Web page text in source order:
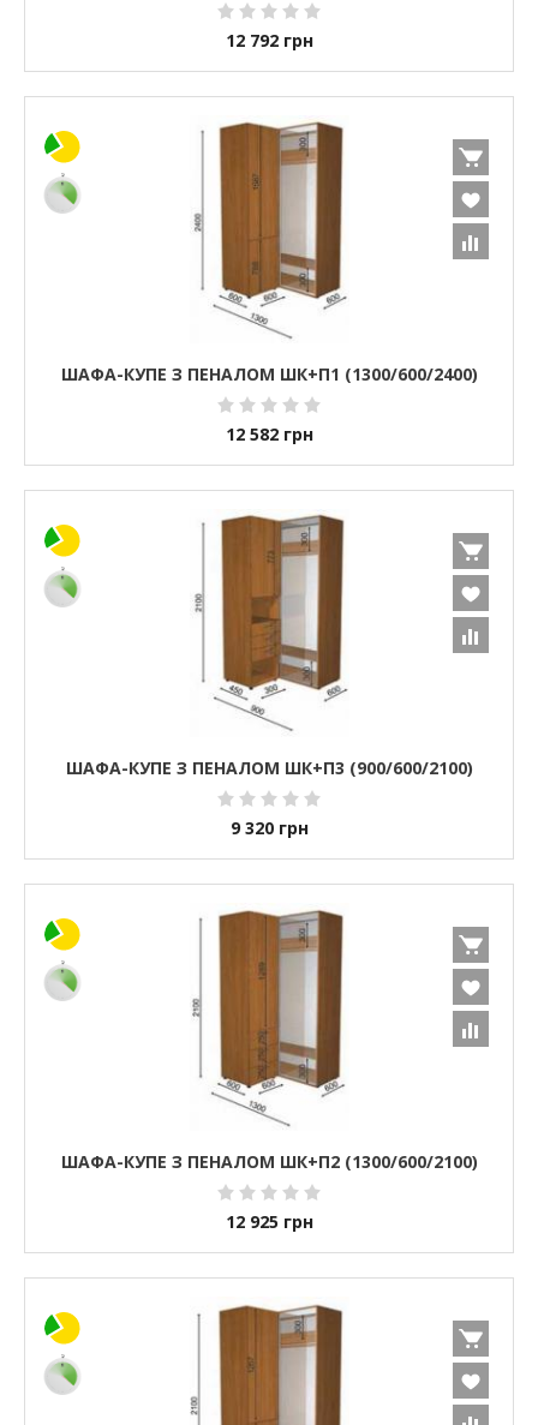
12 792 грн
ШАФА-КУПЕ З ПЕНАЛОМ ШК+П1 (1300/600/2400)
12 582 грн
ШАФА-КУПЕ З ПЕНАЛОМ ШК+П3 (900/600/2100)
9 320 грн
ШАФА-КУПЕ З ПЕНАЛОМ ШК+П2 (1300/600/2100)
12 925 грн